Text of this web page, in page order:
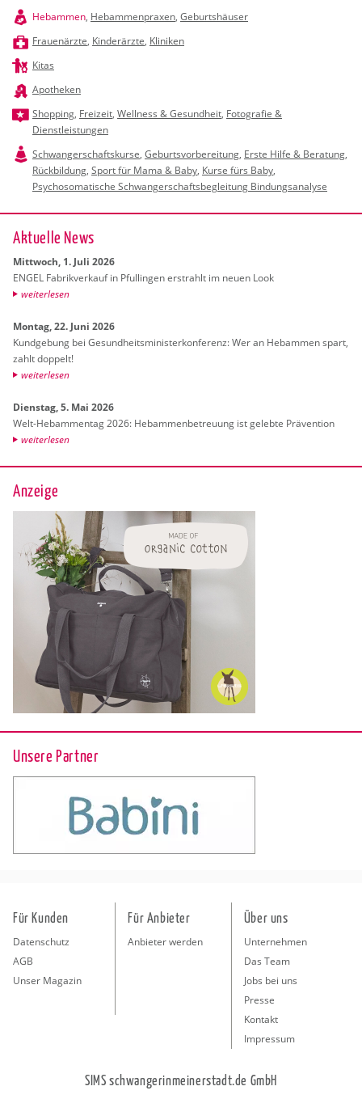
Hebammen, Hebammenpraxen, Geburtshäuser
Frauenärzte, Kinderärzte, Kliniken
Kitas
Apotheken
Shopping, Freizeit, Wellness & Gesundheit, Fotografie &
Dienstleistungen
Schwangerschaftskurse, Geburtsvorbereitung, Erste Hilfe & Beratung,
Rückbildung, Sport für Mama & Baby, Kurse fürs Baby,
Psychosomatische Schwangerschaftsbegleitung Bindungsanalyse
Ak­tu­el­le News
Mitt­woch, 1. Juli 2026
ENGEL Fa­brik­ver­kauf in Pful­lin­gen er­strahlt im neuen Look
wei­ter­le­sen
Mon­tag, 22. Juni 2026
Kund­ge­bung bei Ge­sund­heits­mi­nis­ter­kon­fe­renz: Wer an Heb­am­men spart,
zahlt dop­pelt!
wei­ter­le­sen
Diens­tag, 5. Mai 2026
Welt-Heb­am­men­tag 2026: Heb­am­men­be­treu­ung ist ge­leb­te Prä­ven­ti­on
wei­ter­le­sen
Anzeige
Unsere Partner
Für Kunden
Datenschutz
AGB
Unser Magazin
Für Anbieter
Anbieter werden
Über uns
Unternehmen
Das Team
Jobs bei uns
Presse
Kontakt
Impressum
SIMS schwangerinmeinerstadt.de GmbH